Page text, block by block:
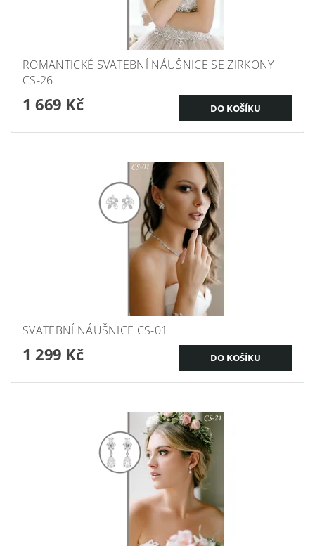
ROMANTICKÉ SVATEBNÍ NÁUŠNICE SE ZIRKONY
CS-26
1 669 Kč
SVATEBNÍ NÁUŠNICE CS-01
1 299 Kč